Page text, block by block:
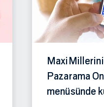
Pazarama
menüsünde